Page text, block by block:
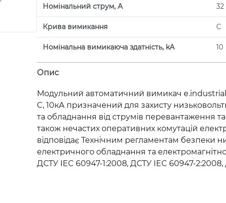
Номінальний струм, А 32
Крива вимикання C
Номінальна вимикаюча здатність, kA 10
Опис
Модульний автоматичний вимикач
C, 10кА призначений для захисту
та обладнання від струмів перевантаження
також нечастих оперативних комутацій
відповідає Технічним регламентам безпеки
електричного обладнання та
ДСТУ IEC 60947-1:2008, ДСТУ IEC 60947-